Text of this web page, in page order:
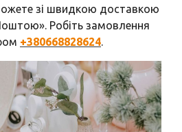
зі швидкою доставкою
Робіть замовлення
+380668828624.